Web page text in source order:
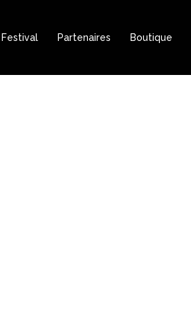
Festival Partenaires Boutique